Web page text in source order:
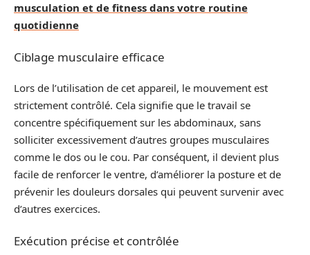
musculation et de fitness dans votre routine
quotidienne
Ciblage musculaire efficace
Lors de l’utilisation de cet appareil, le mouvement est
strictement contrôlé. Cela signifie que le travail se
concentre spécifiquement sur les abdominaux, sans
solliciter excessivement d’autres groupes musculaires
comme le dos ou le cou. Par conséquent, il devient plus
facile de renforcer le ventre, d’améliorer la posture et de
prévenir les douleurs dorsales qui peuvent survenir avec
d’autres exercices.
Exécution précise et contrôlée